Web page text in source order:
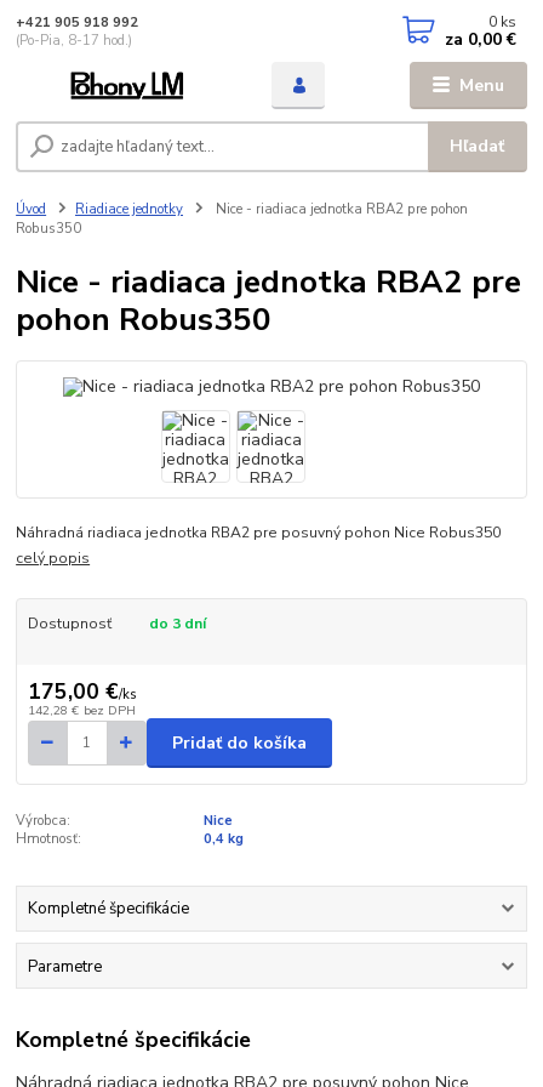
Menu
Hľadať
+421 905 918 992
(Po-Pia, 8-17 hod.)
0 ks
za 0,00 €
Úvod Riadiace jednotky
Nice - riadiaca jednotka RBA2 pre pohon
Robus350
Nice - riadiaca jednotka RBA2 pre
pohon Robus350
Náhradná riadiaca jednotka RBA2 pre posuvný pohon Nice Robus350
celý popis
Dostupnosť do 3 dní
175,00 €/ks
142,28 € bez DPH
Pridať do košíka
Výrobca:
Nice
Hmotnosť:
0,4 kg
Kompletné špecifikácie
Parametre
Kompletné špecifikácie